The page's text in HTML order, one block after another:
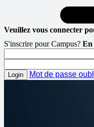
Veuillez vous connecter
S'inscrire pour Campus? En
Mot de passe